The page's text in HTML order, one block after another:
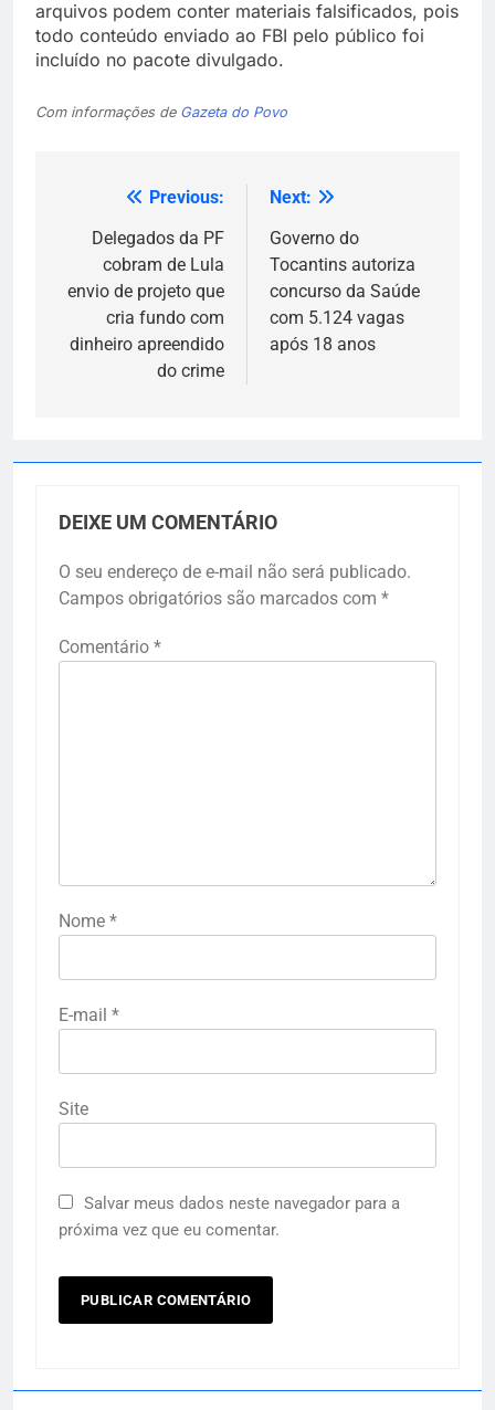
arquivos podem conter materiais falsificados, pois
todo conteúdo enviado ao FBI pelo público foi
incluído no pacote divulgado.
Com informações de Gazeta do Povo
Navegação
Post
Previous:
Delegados da PF
cobram de Lula
envio de projeto que
cria fundo com
dinheiro apreendido
do crime
Next:
Governo do
Tocantins autoriza
concurso da Saúde
com 5.124 vagas
após 18 anos
DEIXE UM COMENTÁRIO
O seu endereço de e-mail não será publicado.
Campos obrigatórios são marcados com *
Comentário *
Nome *
E-mail *
Site
Salvar meus dados neste navegador para a
próxima vez que eu comentar.